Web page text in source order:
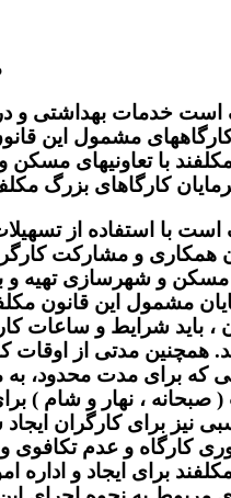
مکلفند با
کارگاهای بزرگ
میزان همکاری و مشارکت
مسکن و شهرسازی تهیه و
کارفرمایان مشمول این
، باید شرایط و ساعات
همچنین مدتی از
که برای مدت
، نهار و شام )
نیز برای کارگران